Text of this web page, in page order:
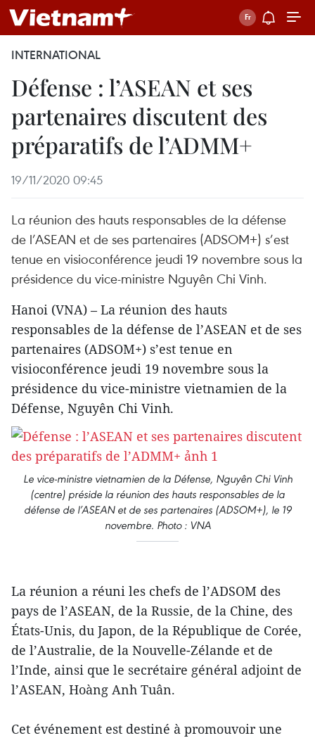
INTERNATIONAL
Défense : l’ASEAN et ses
partenaires discutent des
préparatifs de l’ADMM+
19/11/2020 09:45
La réunion des hauts responsables de la défense
de l’ASEAN et de ses partenaires (ADSOM+) s’est
tenue en visioconférence jeudi 19 novembre sous la
présidence du vice-ministre Nguyên Chi Vinh.
Hanoi (VNA) – La réunion des hauts
responsables de la défense de l’ASEAN et de ses
partenaires (ADSOM+) s’est tenue en
visioconférence jeudi 19 novembre sous la
présidence du vice-ministre vietnamien de la
Défense, Nguyên Chi Vinh.
Le vice-ministre vietnamien de la Défense, Nguyên Chi Vinh
(centre) préside la réunion des hauts responsables de la
défense de l’ASEAN et de ses partenaires (ADSOM+), le 19
novembre. Photo : VNA
La réunion a réuni les chefs de l’ADSOM des
pays de l’ASEAN, de la Russie, de la Chine, des
États-Unis, du Japon, de la République de Corée,
de l’Australie, de la Nouvelle-Zélande et de
l’Inde, ainsi que le secrétaire général adjoint de
l’ASEAN, Hoàng Anh Tuân.
Cet événement est destiné à promouvoir une